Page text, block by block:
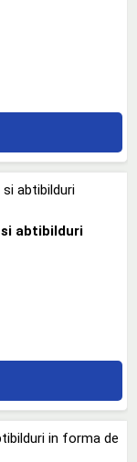
abtibilduri